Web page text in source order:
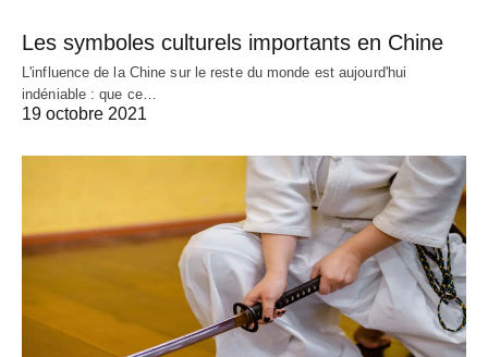
Les symboles culturels importants en Chine
L'influence de la Chine sur le reste du monde est aujourd'hui
indéniable : que ce…
19 octobre 2021